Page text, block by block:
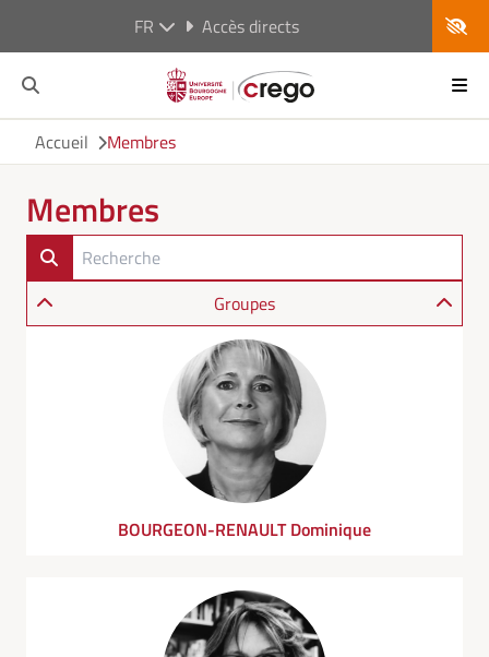
FR Accès directs
Accueil Membres
Membres
Groupes
BOURGEON-RENAULT Dominique